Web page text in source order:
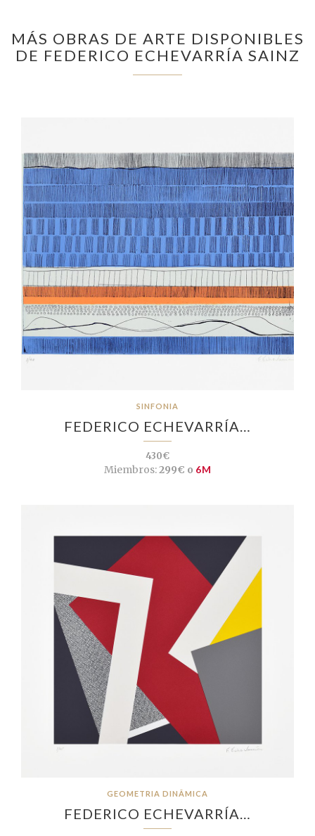
MÁS OBRAS DE ARTE DISPONIBLES
DE FEDERICO ECHEVARRÍA SAINZ
SINFONIA
FEDERICO ECHEVARRÍA…
430€
Miembros:299€ o 6M
GEOMETRIA DINÂMICA
FEDERICO ECHEVARRÍA…